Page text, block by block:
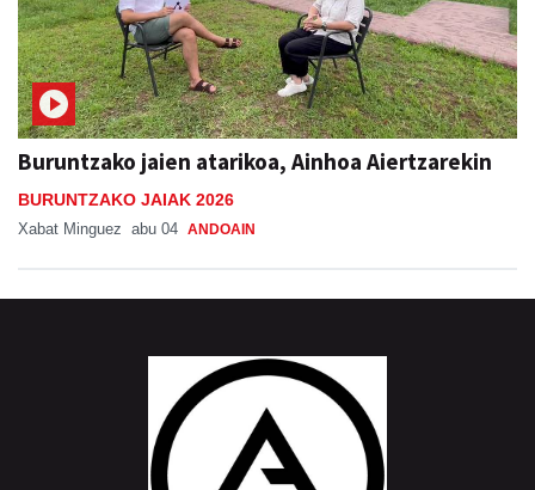
Buruntzako jaien atarikoa, Ainhoa Aiertzarekin
BURUNTZAKO JAIAK 2026
Xabat Minguez abu 04 ANDOAIN